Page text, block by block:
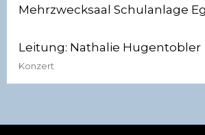
Mehrzwecksaal Schulanlage
Leitung: Nathalie Hugentobler
Konzert